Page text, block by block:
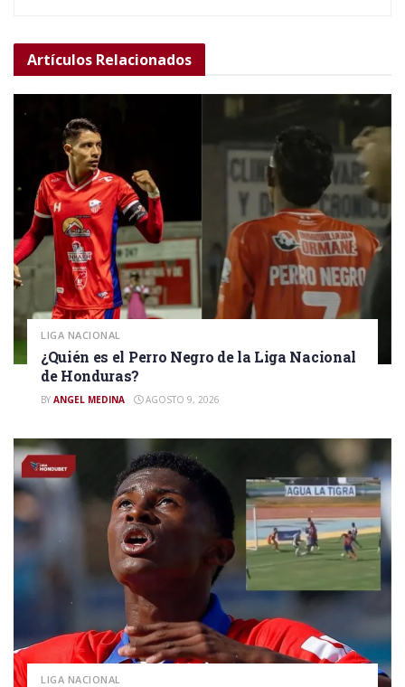
Artículos Relacionados
LIGA NACIONAL
¿Quién es el Perro Negro de la Liga Nacional
de Honduras?
BY ANGEL MEDINA AGOSTO 9, 2026
LIGA NACIONAL